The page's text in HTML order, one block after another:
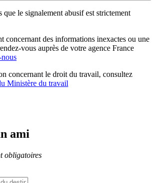
que le signalement abusif est strictement
concernant des informations inexactes ou une
vous auprès de votre agence France
concernant le droit du travail, consultez
Ministère du travail
ami
obligatoires